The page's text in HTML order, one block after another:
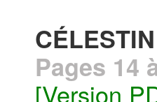
Pages 14
[Version